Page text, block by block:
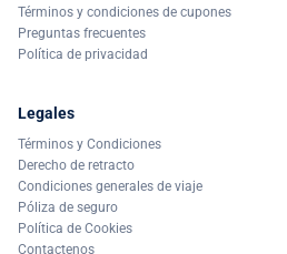
Términos y condiciones de cupones
Preguntas frecuentes
Política de privacidad
Legales
Términos y Condiciones
Derecho de retracto
Condiciones generales de viaje
Póliza de seguro
Política de Cookies
Contactenos